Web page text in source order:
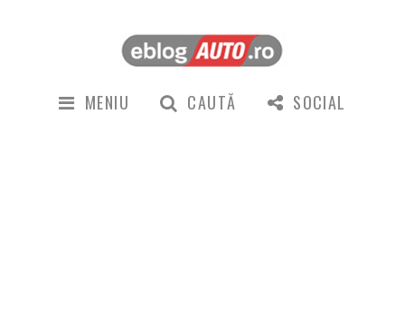
MENIU CAUTĂ SOCIAL